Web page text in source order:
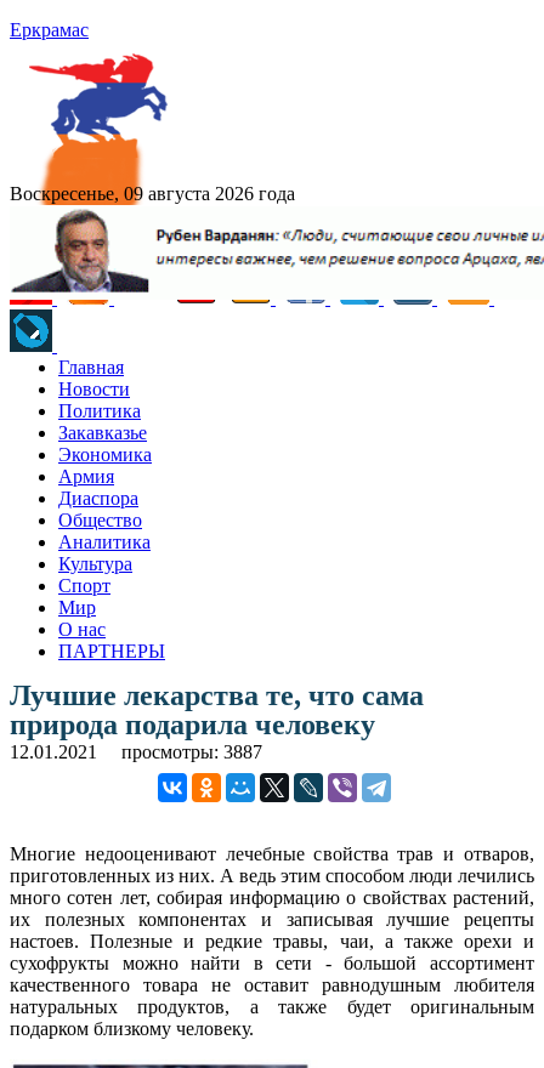
Еркрамас
Воскресенье, 09 августа 2026 года
Главная
Новости
Политика
Закавказье
Экономика
Армия
Диаспора
Общество
Аналитика
Культура
Спорт
Мир
О нас
ПАРТНЕРЫ
Лучшие лекарства те, что сама
природа подарила человеку
12.01.2021 просмотры: 3887
Многие недооценивают лечебные свойства трав и отваров,
приготовленных из них. А ведь этим способом люди лечились
много сотен лет, собирая информацию о свойствах растений,
их полезных компонентах и записывая лучшие рецепты
настоев. Полезные и редкие травы, чаи, а также орехи и
сухофрукты можно найти в сети - большой ассортимент
качественного товара не оставит равнодушным любителя
натуральных продуктов, а также будет оригинальным
подарком близкому человеку.